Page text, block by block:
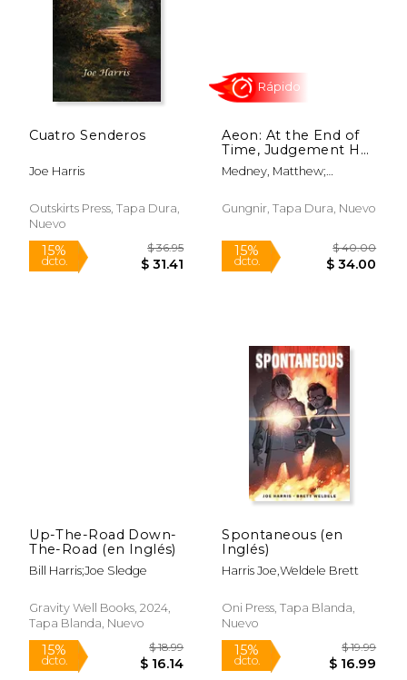
4%
Cuatro Senderos
Joe Harris
Outskirts Press, Tapa Dura,
Nuevo
dcto. $ 31.41
Aeon: At the End of
Time, Judgement Has
Its Jury Rune Edition
(en Inglés)
Medney, Matthew;
Gungnir, Tapa Dura, Nuevo
dcto.
Rápido
Up-The-Road Down-
The-Road (en Inglés)
Bill Harris;Joe Sledge
Gravity Well Books, 2024,
Tapa Blanda, Nuevo
Spontaneous (en
Inglés)
Harris Joe,Weldele Brett
Oni Press, Tapa Blanda,
Nuevo